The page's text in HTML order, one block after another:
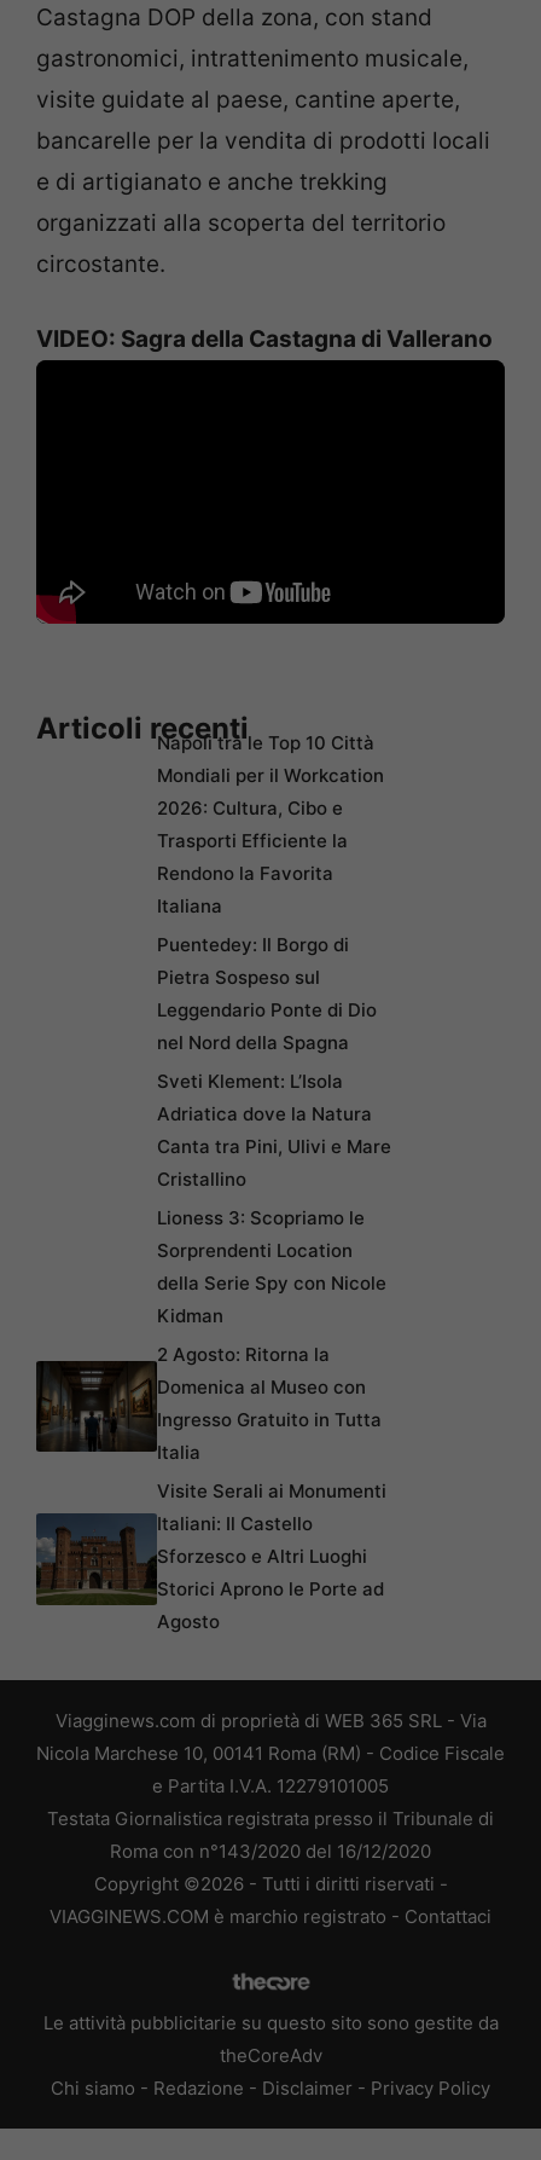
Castagna DOP della zona, con stand
gastronomici, intrattenimento musicale,
visite guidate al paese, cantine aperte,
bancarelle per la vendita di prodotti locali
e di artigianato e anche trekking
organizzati alla scoperta del territorio
circostante.
VIDEO: Sagra della Castagna di Vallerano
Articoli recentiNapoli tra le Top 10 Città
Mondiali per il Workcation
2026: Cultura, Cibo e
Trasporti Efficiente la
Rendono la Favorita
Italiana
Puentedey: Il Borgo di
Pietra Sospeso sul
Leggendario Ponte di Dio
nel Nord della Spagna
Sveti Klement: L’Isola
Adriatica dove la Natura
Canta tra Pini, Ulivi e Mare
Cristallino
Lioness 3: Scopriamo le
Sorprendenti Location
della Serie Spy con Nicole
Kidman
2 Agosto: Ritorna la
Domenica al Museo con
Ingresso Gratuito in Tutta
Italia
Visite Serali ai Monumenti
Italiani: Il Castello
Sforzesco e Altri Luoghi
Storici Aprono le Porte ad
Agosto
Viagginews.com di proprietà di WEB 365 SRL - Via
Nicola Marchese 10, 00141 Roma (RM) - Codice Fiscale
e Partita I.V.A. 12279101005
Testata Giornalistica registrata presso il Tribunale di
Roma con n°143/2020 del 16/12/2020
Copyright ©2026 - Tutti i diritti riservati -
VIAGGINEWS.COM è marchio registrato - Contattaci
Le attività pubblicitarie su questo sito sono gestite da
theCoreAdv
Chi siamo - Redazione - Disclaimer - Privacy Policy